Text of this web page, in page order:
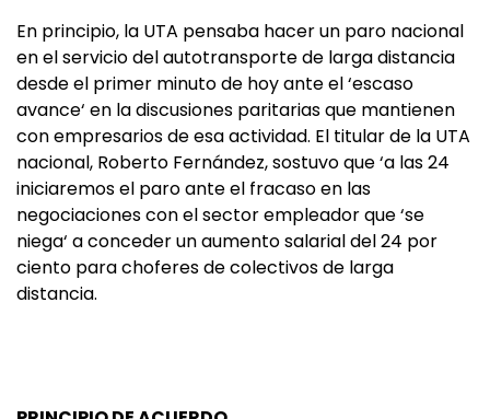
En principio, la UTA pensaba hacer un paro nacional
en el servicio del autotransporte de larga distancia
desde el primer minuto de hoy ante el ‘escaso
avance‘ en la discusiones paritarias que mantienen
con empresarios de esa actividad. El titular de la UTA
nacional, Roberto Fernández, sostuvo que ‘a las 24
iniciaremos el paro ante el fracaso en las
negociaciones con el sector empleador que ‘se
niega‘ a conceder un aumento salarial del 24 por
ciento para choferes de colectivos de larga
distancia.